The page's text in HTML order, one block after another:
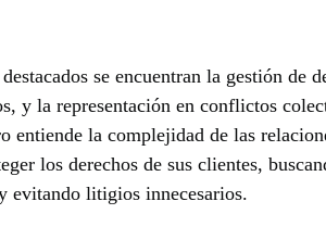
se encuentran la gestión de
y la representación en conflictos
entiende la complejidad de las
los derechos de sus clientes,
evitando litigios innecesarios.